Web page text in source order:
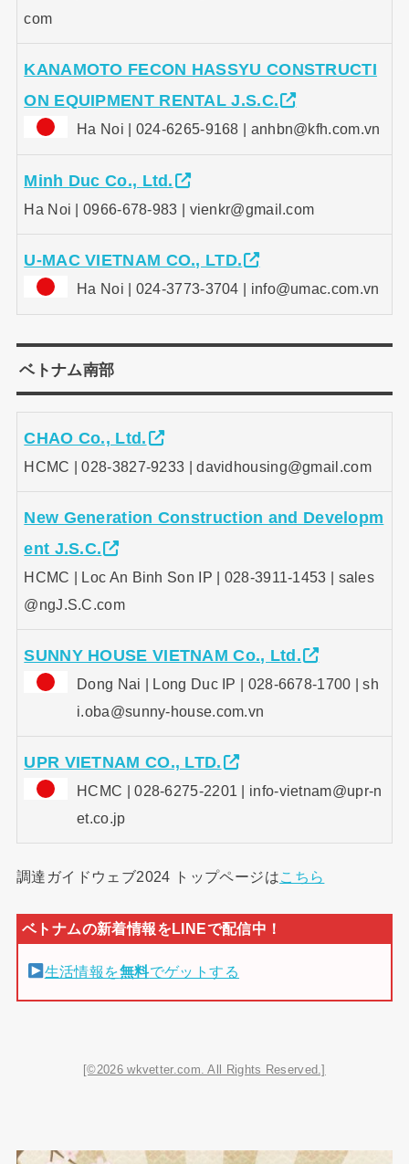
com
KANAMOTO FECON HASSYU CONSTRUCTI
ON EQUIPMENT RENTAL J.S.C.
Ha Noi | 024-6265-9168 | anhbn@kfh.com.vn
Minh Duc Co., Ltd.
Ha Noi | 0966-678-983 | vienkr@gmail.com
U-MAC VIETNAM CO., LTD.
Ha Noi | 024-3773-3704 | info@umac.com.vn
ベトナム南部
CHAO Co., Ltd.
HCMC | 028-3827-9233 | davidhousing@gmail.com
New Generation Construction and Developm
ent J.S.C.
HCMC | Loc An Binh Son IP | 028-3911-1453 | sales
@ngJ.S.C.com
SUNNY HOUSE VIETNAM Co., Ltd.
Dong Nai | Long Duc IP | 028-6678-1700 | sh
i.oba@sunny-house.com.vn
UPR VIETNAM CO., LTD.
HCMC | 028-6275-2201 | info-vietnam@upr-n
et.co.jp
調達ガイドウェブ2024 トップページはこちら
生活情報を無料でゲットする
[©2026 wkvetter.com. All Rights Reserved.]